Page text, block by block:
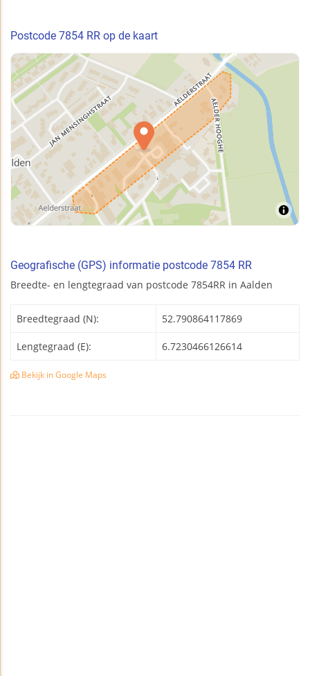
Postcode 7854 RR op de kaart
Geografische (GPS) informatie postcode 7854 RR
Breedte- en lengtegraad van postcode 7854RR in Aalden
Breedtegraad (N): 52.790864117869
Lengtegraad (E): 6.7230466126614
Bekijk in Google Maps